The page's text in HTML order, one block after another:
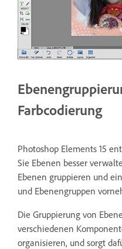
Farbcodierung
Photoshop Elements 15
Sie Ebenen besser
Ebenen gruppieren und
und Ebenengruppen
Die Gruppierung von
verschiedenen
organisieren, und sorgt